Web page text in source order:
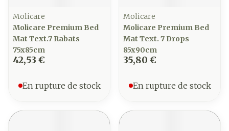
Molicare
Molicare Premium Bed
Mat Text.7 Rabats
75x85cm
42,53 €
En rupture de stock
Molicare
Molicare Premium Bed
Mat Text. 7 Drops
85x90cm
35,80 €
En rupture de stock